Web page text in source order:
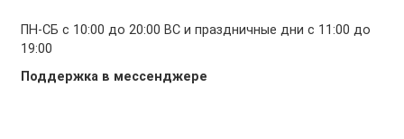
ПН-СБ с 10:00 до 20:00 ВС и праздничные дни с 11:00 до
19:00
Поддержка в мессенджере